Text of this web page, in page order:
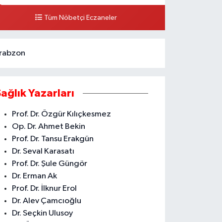
MH. KUVAİ MİLLİYE CD. NO.159 A ESKİ DEVLET
Tüm Nöbetçi Eczaneler
Yazarları
Prof. Dr. Özgür Kılıçkesmez
Op. Dr. Ahmet Bekin
Prof. Dr. Tansu Erakgün
Dr. Seval Karasatı
Prof. Dr. Şule Güngör
Dr. Erman Ak
Prof. Dr. İlknur Erol
Dr. Alev Çamcıoğlu
Dr. Seçkin Ulusoy